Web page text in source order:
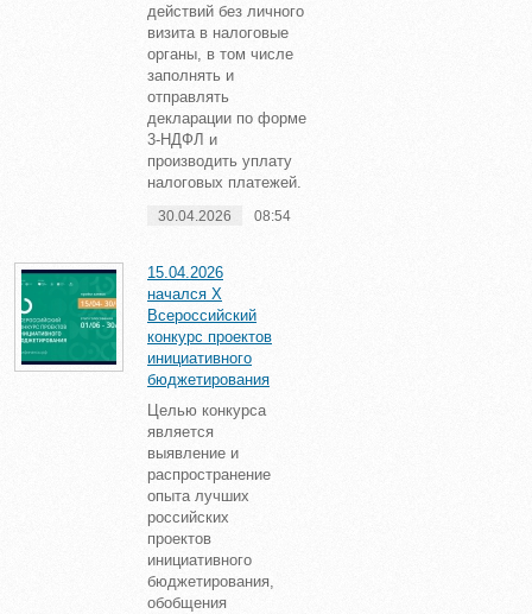
действий без личного
визита в налоговые
органы, в том числе
заполнять и
отправлять
декларации по форме
3-НДФЛ и
производить уплату
налоговых платежей.
30.04.2026 08:54
15.04.2026
начался X
Всероссийский
конкурс проектов
инициативного
бюджетирования
Целью конкурса
является
выявление и
распространение
опыта лучших
российских
проектов
инициативного
бюджетирования,
обобщения